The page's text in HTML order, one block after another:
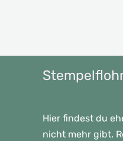
Hier findest du
nicht mehr gibt.